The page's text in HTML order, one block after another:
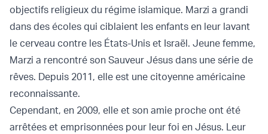
objectifs religieux du régime islamique. Marzi a grandi
dans des écoles qui ciblaient les enfants en leur lavant
le cerveau contre les États-Unis et Israël. Jeune femme,
Marzi a rencontré son Sauveur Jésus dans une série de
rêves. Depuis 2011, elle est une citoyenne américaine
reconnaissante.
Cependant, en 2009, elle et son amie proche ont été
arrêtées et emprisonnées pour leur foi en Jésus. Leur